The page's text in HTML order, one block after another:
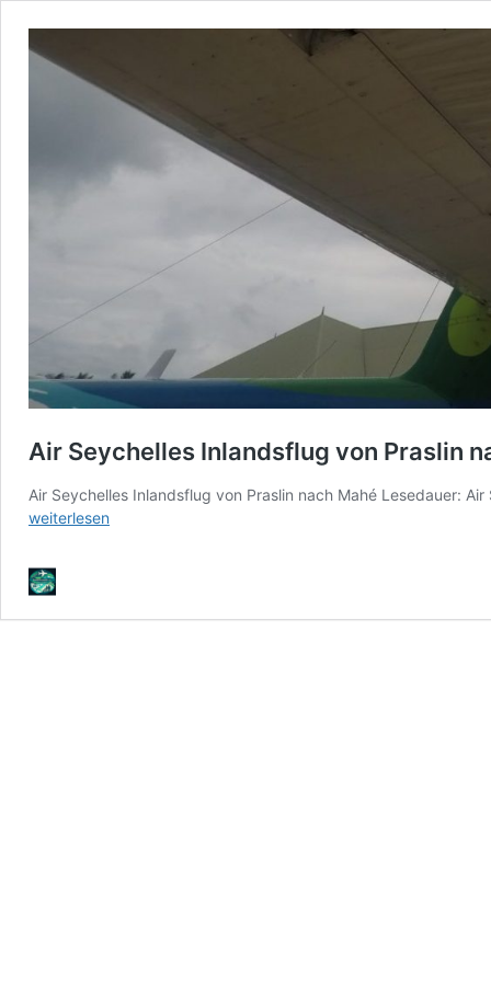
Air Seychelles Inlandsflug von Praslin
Air Seychelles Inlandsflug von Praslin nach Mahé Lesedauer:
weiterlesen